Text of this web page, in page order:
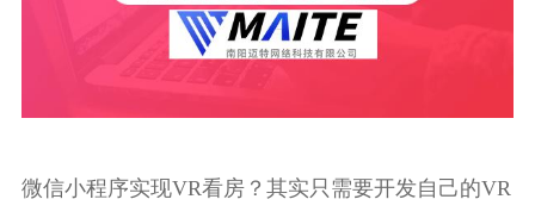
微信小程序实现VR看房？其实只需要开发自己的VR